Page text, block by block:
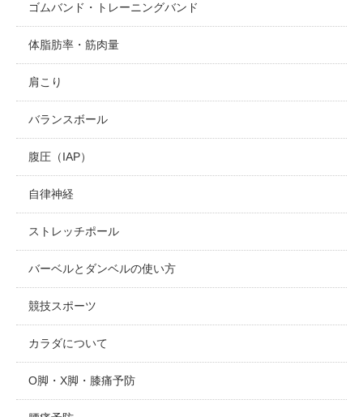
ゴムバンド・トレーニングバンド
体脂肪率・筋肉量
肩こり
バランスボール
腹圧（IAP）
自律神経
ストレッチポール
バーベルとダンベルの使い方
競技スポーツ
カラダについて
O脚・X脚・膝痛予防